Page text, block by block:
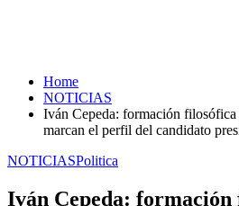
Home
NOTICIAS
Iván Cepeda: formación filosófica
marcan el perfil del candidato
NOTICIASPolitica
Iván Cepeda: formación